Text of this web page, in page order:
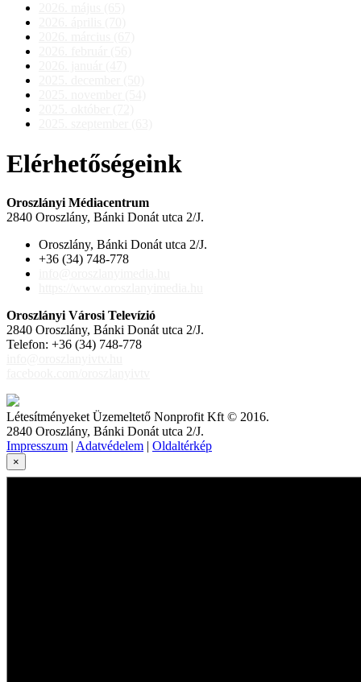
Elérhetőségeink
Oroszlányi Médiacentrum
2840 Oroszlány, Bánki Donát utca 2/J.
Oroszlány, Bánki Donát utca 2/J.
+36 (34) 748-778
Oroszlányi Városi Televízió
2840 Oroszlány, Bánki Donát utca 2/J.
Telefon: +36 (34) 748-778
Létesítményeket Üzemeltető Nonprofit Kft © 2016.
2840 Oroszlány, Bánki Donát utca 2/J.
Impresszum | Adatvédelem | Oldaltérkép
×